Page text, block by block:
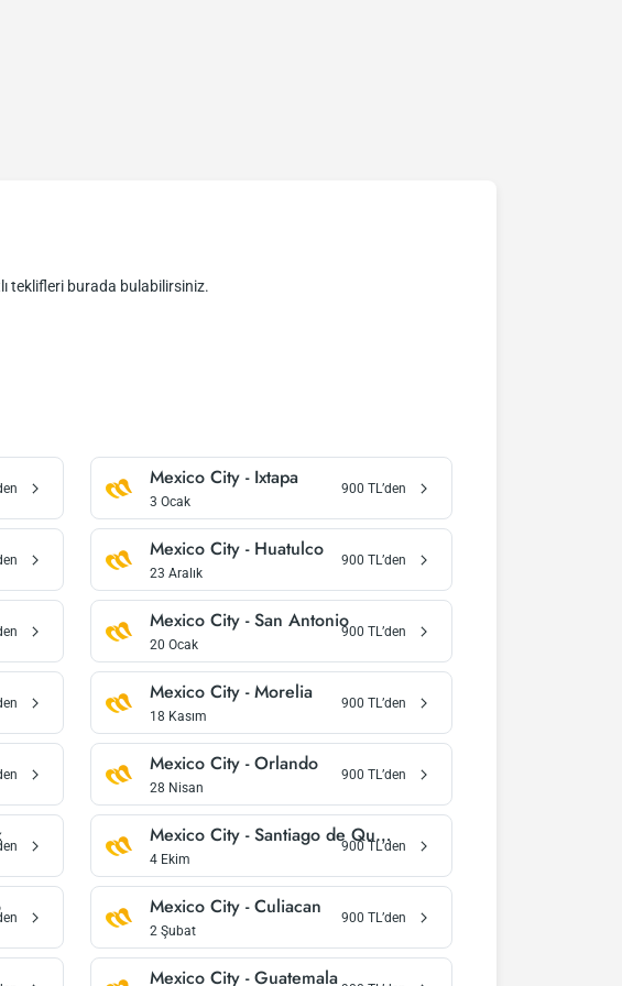
teklifleri burada bulabilirsiniz.
Mexico City- Ixtapa
3 Ocak
900 TL’den
Mexico City- Huatulco
23 Aralık
900 TL’den
Mexico City-San Antonio
20 Ocak
900 TL’den
Mexico City-Morelia
18 Kasım
900 TL’den
Mexico City-Orlando
28 Nisan
900 TL’den
Mexico City-Santiago de Querétaro
4 Ekim
900TL’den
Mexico City-Culiacan
2 Şubat
900 TL’den
Mexico City-Guatemala